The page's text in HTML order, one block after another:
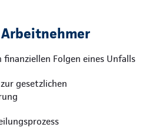
finanziellen Folgen eines Unfalls
gesetzlichen